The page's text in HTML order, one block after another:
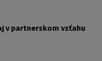
v partnerskom vzťahu